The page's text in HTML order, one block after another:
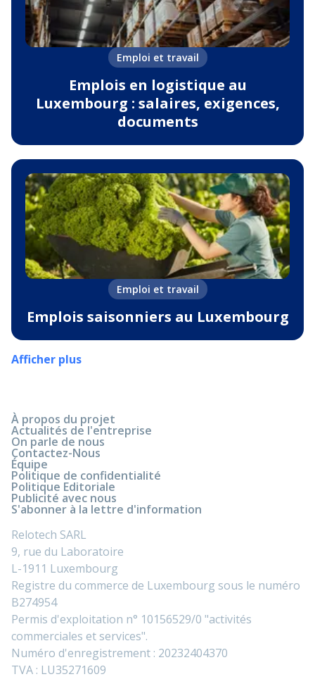
Emploi et travail
Emplois en logistique au
Luxembourg : salaires, exigences,
documents
Emploi et travail
Emplois saisonniers au Luxembourg
Afficher plus
À propos du projet
Actualités de l'entreprise
On parle de nous
Contactez-Nous
Équipe
Politique de confidentialité
Politique Editoriale
Publicité avec nous
S'abonner à la lettre d'information
Relotech SARL
9, rue du Laboratoire
L-1911 Luxembourg
Registre du commerce de Luxembourg sous le numéro
B274954
Permis d'exploitation n° 10156529/0 "activités
commerciales et services".
Numéro d'enregistrement : 20232404370
TVA : LU35271609